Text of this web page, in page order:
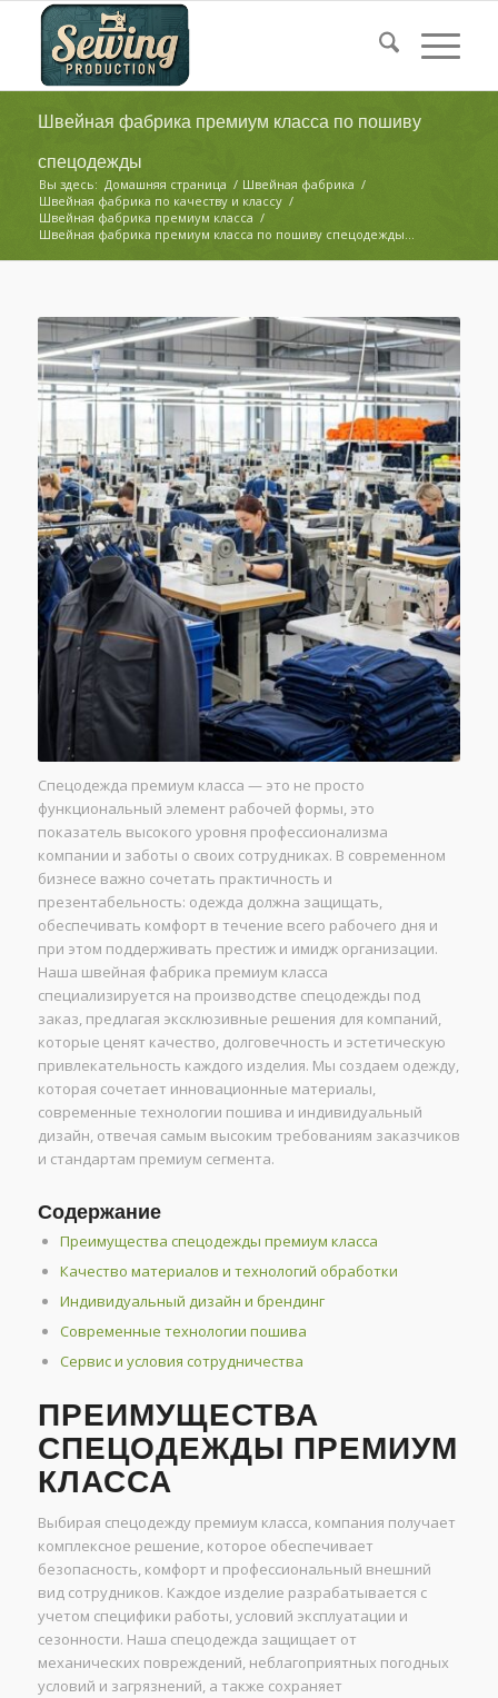
Швейная фабрика премиум класса по пошиву
спецодежды
Вы здесь: Домашняя страница / Швейная фабрика /
Швейная фабрика по качеству и классу /
Швейная фабрика премиум класса /
Швейная фабрика премиум класса по пошиву спецодежды...
Спецодежда премиум класса — это не просто
функциональный элемент рабочей формы, это
показатель высокого уровня профессионализма
компании и заботы о своих сотрудниках. В современном
бизнесе важно сочетать практичность и
презентабельность: одежда должна защищать,
обеспечивать комфорт в течение всего рабочего дня и
при этом поддерживать престиж и имидж организации.
Наша швейная фабрика премиум класса
специализируется на производстве спецодежды под
заказ, предлагая эксклюзивные решения для компаний,
которые ценят качество, долговечность и эстетическую
привлекательность каждого изделия. Мы создаем одежду,
которая сочетает инновационные материалы,
современные технологии пошива и индивидуальный
дизайн, отвечая самым высоким требованиям заказчиков
и стандартам премиум сегмента.
Содержание
Преимущества спецодежды премиум класса
Качество материалов и технологий обработки
Индивидуальный дизайн и брендинг
Современные технологии пошива
Сервис и условия сотрудничества
ПРЕИМУЩЕСТВА
СПЕЦОДЕЖДЫ ПРЕМИУМ
КЛАССА
Выбирая спецодежду премиум класса, компания получает
комплексное решение, которое обеспечивает
безопасность, комфорт и профессиональный внешний
вид сотрудников. Каждое изделие разрабатывается с
учетом специфики работы, условий эксплуатации и
сезонности. Наша спецодежда защищает от
механических повреждений, неблагоприятных погодных
условий и загрязнений, а также сохраняет